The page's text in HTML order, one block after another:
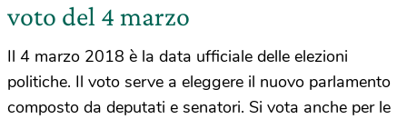
voto del 4 marzo
Il 4 marzo 2018 è la data ufficiale delle elezioni
politiche. Il voto serve a eleggere il nuovo parlamento
composto da deputati e senatori. Si vota anche per le